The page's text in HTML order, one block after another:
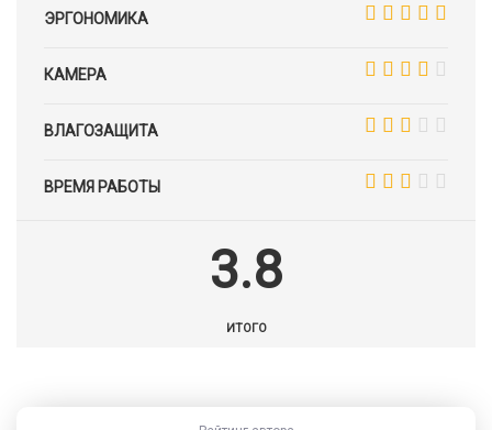
ЭРГОНОМИКА
КАМЕРА
ВЛАГОЗАЩИТА
ВРЕМЯ РАБОТЫ
3.8
ИТОГО